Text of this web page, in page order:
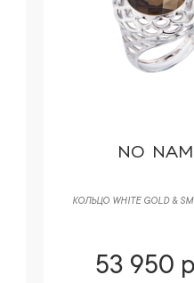
NO
КОЛЬЦО WHITE GOLD &
53 950